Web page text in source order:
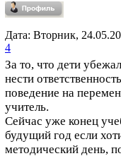
Дата: Вторник,
4
За то, что дети
нести
поведение на
учитель.
Сейчас уже конец
будущий год если
методический день,